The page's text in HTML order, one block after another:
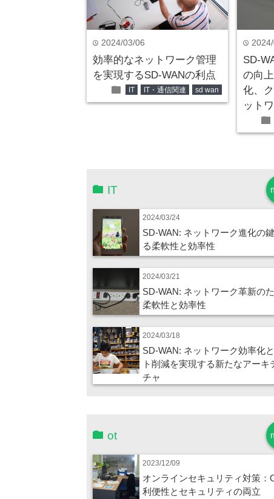
time 2024/03/06
効率的なネットワーク管理
を実現するSD-WANの利点
folder IT IT・通信関連 sd wan
time
SD-
の向
化、
ット
folder
IT
2024/03/24
SD-WAN: ネットワーク進化の
る柔軟性と効率性
2024/03/21
SD-WAN: ネットワーク革新の
柔軟性と効率性
2024/03/18
SD-WAN: ネットワーク効率化
ト削減を実現する新たなアーキ
チャ
ot
2023/12/09
オンラインセキュリティ対策：
利便性とセキュリティの両立